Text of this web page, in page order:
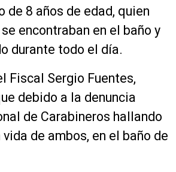
de 8 años de edad, quien
encontraban en el baño y
durante todo el día.
Fiscal Sergio Fuentes,
debido a la denuncia
de Carabineros hallando
de ambos, en el baño de